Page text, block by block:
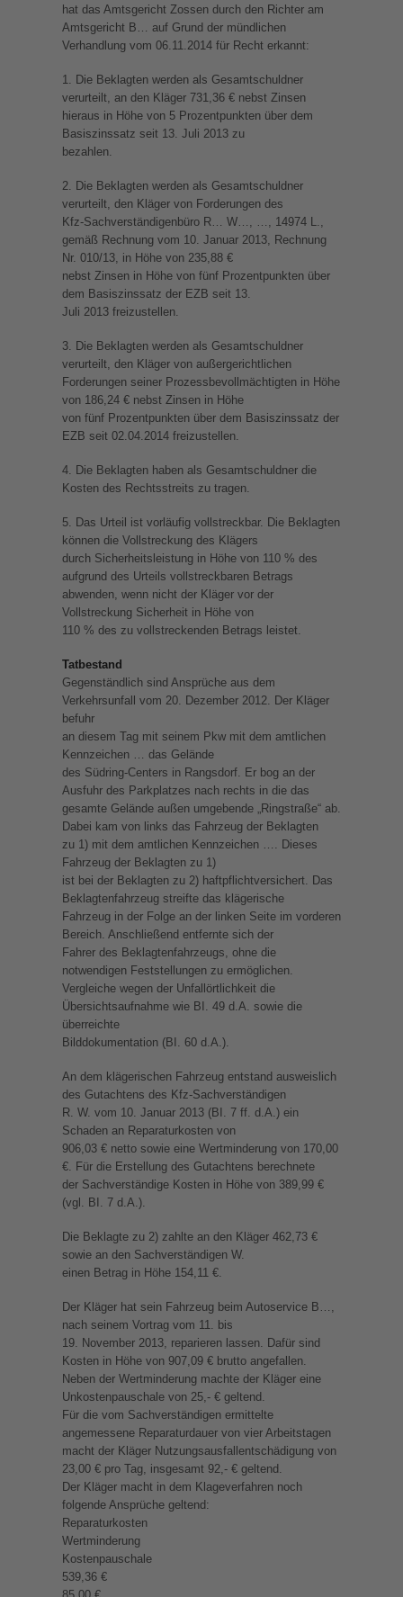
hat das Amtsgericht Zossen durch den Richter am
Amtsgericht B… auf Grund der mündlichen
Verhandlung vom 06.11.2014 für Recht erkannt:
1. Die Beklagten werden als Gesamtschuldner
verurteilt, an den Kläger 731,36 € nebst Zinsen
hieraus in Höhe von 5 Prozentpunkten über dem
Basiszinssatz seit 13. Juli 2013 zu
bezahlen.
2. Die Beklagten werden als Gesamtschuldner
verurteilt, den Kläger von Forderungen des
Kfz-Sachverständigenbüro R… W…, …, 14974 L.,
gemäß Rechnung vom 10. Januar 2013, Rechnung
Nr. 010/13, in Höhe von 235,88 €
nebst Zinsen in Höhe von fünf Prozentpunkten über
dem Basiszinssatz der EZB seit 13.
Juli 2013 freizustellen.
3. Die Beklagten werden als Gesamtschuldner
verurteilt, den Kläger von außergerichtlichen
Forderungen seiner Prozessbevollmächtigten in Höhe
von 186,24 € nebst Zinsen in Höhe
von fünf Prozentpunkten über dem Basiszinssatz der
EZB seit 02.04.2014 freizustellen.
4. Die Beklagten haben als Gesamtschuldner die
Kosten des Rechtsstreits zu tragen.
5. Das Urteil ist vorläufig vollstreckbar. Die Beklagten
können die Vollstreckung des Klägers
durch Sicherheitsleistung in Höhe von 110 % des
aufgrund des Urteils vollstreckbaren Betrags
abwenden, wenn nicht der Kläger vor der
Vollstreckung Sicherheit in Höhe von
110 % des zu vollstreckenden Betrags leistet.
Tatbestand
Gegenständlich sind Ansprüche aus dem
Verkehrsunfall vom 20. Dezember 2012. Der Kläger
befuhr
an diesem Tag mit seinem Pkw mit dem amtlichen
Kennzeichen … das Gelände
des Südring-Centers in Rangsdorf. Er bog an der
Ausfuhr des Parkplatzes nach rechts in die das
gesamte Gelände außen umgebende „Ringstraße“ ab.
Dabei kam von links das Fahrzeug der Beklagten
zu 1) mit dem amtlichen Kennzeichen …. Dieses
Fahrzeug der Beklagten zu 1)
ist bei der Beklagten zu 2) haftpflichtversichert. Das
Beklagtenfahrzeug streifte das klägerische
Fahrzeug in der Folge an der linken Seite im vorderen
Bereich. Anschließend entfernte sich der
Fahrer des Beklagtenfahrzeugs, ohne die
notwendigen Feststellungen zu ermöglichen.
Vergleiche wegen der Unfallörtlichkeit die
Übersichtsaufnahme wie BI. 49 d.A. sowie die
überreichte
Bilddokumentation (BI. 60 d.A.).
An dem klägerischen Fahrzeug entstand ausweislich
des Gutachtens des Kfz-Sachverständigen
R. W. vom 10. Januar 2013 (BI. 7 ff. d.A.) ein
Schaden an Reparaturkosten von
906,03 € netto sowie eine Wertminderung von 170,00
€. Für die Erstellung des Gutachtens berechnete
der Sachverständige Kosten in Höhe von 389,99 €
(vgl. BI. 7 d.A.).
Die Beklagte zu 2) zahlte an den Kläger 462,73 €
sowie an den Sachverständigen W.
einen Betrag in Höhe 154,11 €.
Der Kläger hat sein Fahrzeug beim Autoservice B…,
nach seinem Vortrag vom 11. bis
19. November 2013, reparieren lassen. Dafür sind
Kosten in Höhe von 907,09 € brutto angefallen.
Neben der Wertminderung machte der Kläger eine
Unkostenpauschale von 25,- € geltend.
Für die vom Sachverständigen ermittelte
angemessene Reparaturdauer von vier Arbeitstagen
macht der Kläger Nutzungsausfallentschädigung von
23,00 € pro Tag, insgesamt 92,- € geltend.
Der Kläger macht in dem Klageverfahren noch
folgende Ansprüche geltend:
Reparaturkosten
Wertminderung
Kostenpauschale
539,36 €